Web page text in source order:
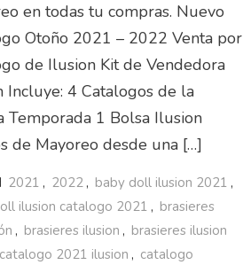
en todas tu compras. Nuevo
Otoño 2021 – 2022 Venta por
de Ilusion Kit de Vendedora
Incluye: 4 Catalogos de la
Temporada 1 Bolsa Ilusion
de Mayoreo desde una […]
2021 , 2022 , baby doll ilusion 2021 ,
ilusion catalogo 2021 , brasieres
, brasieres ilusion , brasieres ilusion
catalogo 2021 ilusion , catalogo